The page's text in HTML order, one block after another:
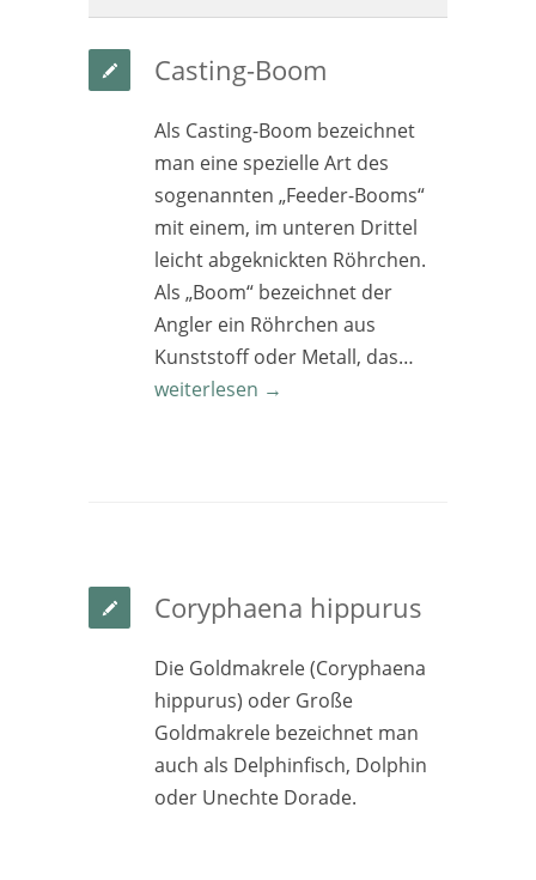
Casting-Boom
Als Casting-Boom bezeichnet
man eine spezielle Art des
sogenannten „Feeder-Booms“
mit einem, im unteren Drittel
leicht abgeknickten Röhrchen.
Als „Boom“ bezeichnet der
Angler ein Röhrchen aus
Kunststoff oder Metall, das…
weiterlesen →
Coryphaena hippurus
Die Goldmakrele (Coryphaena
hippurus) oder Große
Goldmakrele bezeichnet man
auch als Delphinfisch, Dolphin
oder Unechte Dorade.